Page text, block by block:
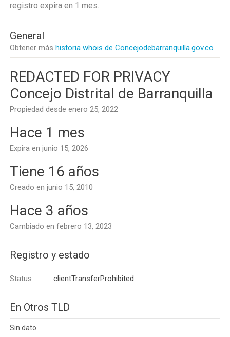
registro expira en 1 mes.
General
Obtener más historia whois de Concejodebarranquilla.gov.co
REDACTED FOR PRIVACY
Concejo Distrital de Barranquilla
Propiedad desde enero 25, 2022
Hace 1 mes
Expira en junio 15, 2026
Tiene 16 años
Creado en junio 15, 2010
Hace 3 años
Cambiado en febrero 13, 2023
Registro y estado
Status clientTransferProhibited
En Otros TLD
Sin dato